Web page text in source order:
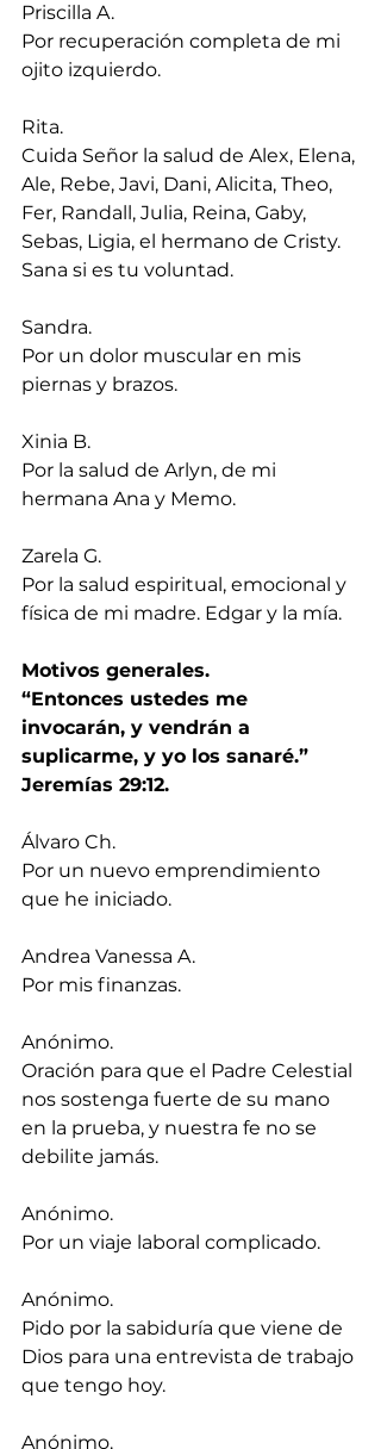
Priscilla A.
Por recuperación completa de mi
ojito izquierdo.
Rita.
Cuida Señor la salud de Alex, Elena,
Ale, Rebe, Javi, Dani, Alicita, Theo,
Fer, Randall, Julia, Reina, Gaby,
Sebas, Ligia, el hermano de Cristy.
Sana si es tu voluntad.
Sandra.
Por un dolor muscular en mis
piernas y brazos.
Xinia B.
Por la salud de Arlyn, de mi
hermana Ana y Memo.
Zarela G.
Por la salud espiritual, emocional y
física de mi madre. Edgar y la mía.
Motivos generales.
“Entonces ustedes me
invocarán, y vendrán a
suplicarme, y yo los sanaré.”
Jeremías 29:12.
Álvaro Ch.
Por un nuevo emprendimiento
que he iniciado.
Andrea Vanessa A.
Por mis finanzas.
Anónimo.
Oración para que el Padre Celestial
nos sostenga fuerte de su mano
en la prueba, y nuestra fe no se
debilite jamás.
Anónimo.
Por un viaje laboral complicado.
Anónimo.
Pido por la sabiduría que viene de
Dios para una entrevista de trabajo
que tengo hoy.
Anónimo.